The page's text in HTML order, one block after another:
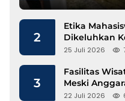
2
Etika
Dikeluhkan
25 Juli 2026
3
Fasilitas
Meski
Mengalir
22 Juli 2026